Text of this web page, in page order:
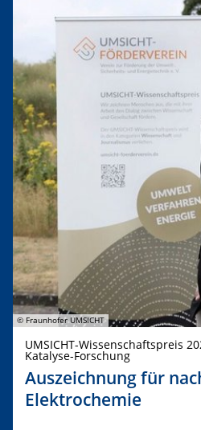
© Fraunhofer UMSICHT
UMSICHT-Wissenschaftspreis
Katalyse-Forschung
Auszeichnung für
Elektrochemie